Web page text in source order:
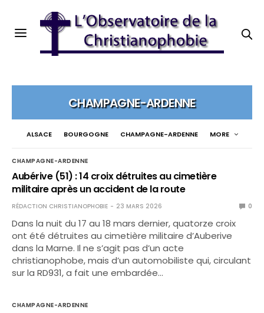
CHAMPAGNE-ARDENNE
ALSACE BOURGOGNE CHAMPAGNE-ARDENNE MORE
CHAMPAGNE-ARDENNE
Aubérive (51) : 14 croix détruites au cimetière
militaire après un accident de la route
RÉDACTION CHRISTIANOPHOBIE 23 MARS 2026 0
Dans la nuit du 17 au 18 mars dernier, quatorze croix
ont été détruites au cimetière militaire d’Auberive
dans la Marne. Il ne s’agit pas d’un acte
christianophobe, mais d’un automobiliste qui, circulant
sur la RD931, a fait une embardée…
CHAMPAGNE-ARDENNE